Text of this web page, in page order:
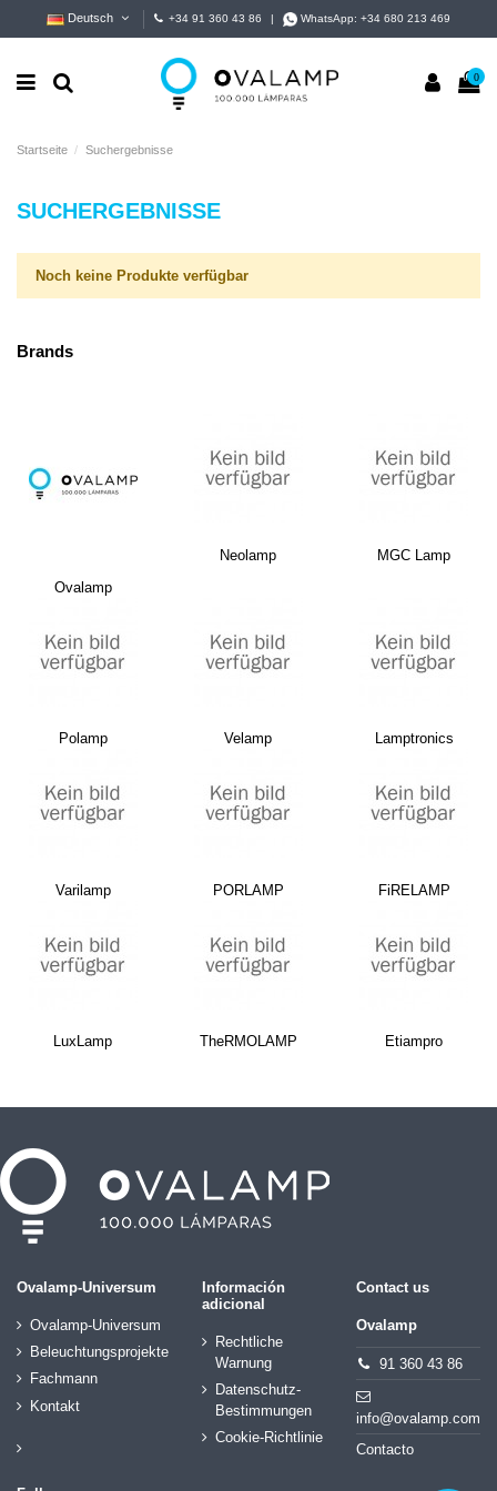
Deutsch +34 91 360 43 86 WhatsApp:+34 680 213 469
0
Startseite Suchergebnisse
SUCHERGEBNISSE
Noch keine Produkte verfügbar
Brands
Ovalamp
Neolamp MGC Lamp
Polamp Velamp Lamptronics
Varilamp PORLAMP FiRELAMP
LuxLamp TheRMOLAMP Etiampro
Ovalamp-Universum
Ovalamp-Universum
Beleuchtungsprojekte
Fachmann
Kontakt
Información
adicional
Rechtliche
Warnung
Datenschutz-
Bestimmungen
Cookie-Richtlinie
Contact us
Ovalamp
91 360 43 86
info@ovalamp.com
Contacto